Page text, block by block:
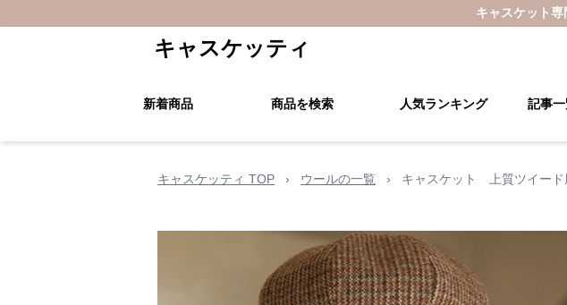
キャスケット専
キャスケッティ
新着商品 商品を検索 人気ランキング 記事
キャスケッティ TOP › ウールの一覧 › キャスケット 上質ツイード